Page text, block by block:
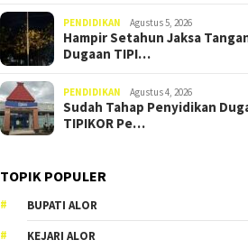
PENDIDIKAN Agustus 5, 2026
Hampir Setahun Jaksa
Dugaan TIPI…
PENDIDIKAN Agustus 4, 2026
Sudah Tahap Penyidikan
TIPIKOR Pe…
TOPIK POPULER
BUPATI ALOR
KEJARI ALOR